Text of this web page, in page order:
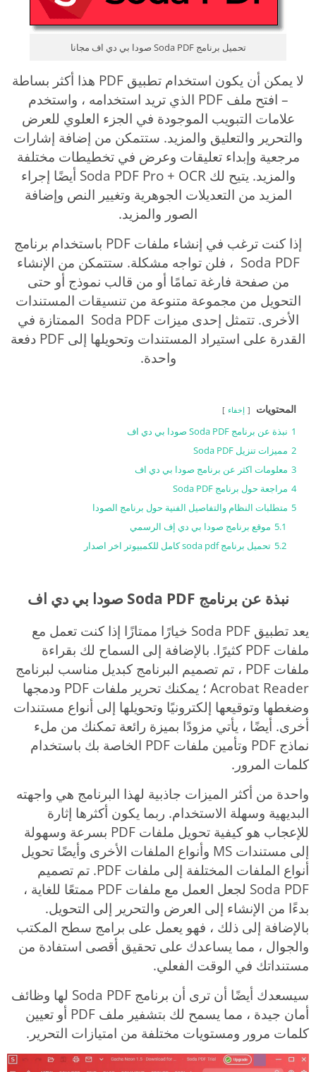
تحميل برنامج Soda PDF صودا بي دي اف مجانا
لا يمكن أن يكون استخدام تطبيق PDF هذا أكثر بساطة
– افتح ملف PDF الذي تريد استخدامه ، واستخدم
علامات التبويب الموجودة في الجزء العلوي للعرض
والتحرير والتعليق والمزيد. ستتمكن من إضافة إشارات
مرجعية وإبداء تعليقات وعرض في تخطيطات مختلفة
والمزيد. يتيح لك Soda PDF Pro + OCR أيضًا إجراء
المزيد من التعديلات الجوهرية وتغيير النص وإضافة
الصور والمزيد.
إذا كنت ترغب في إنشاء ملفات PDF باستخدام برنامج
Soda PDF ، فلن تواجه مشكلة. ستتمكن من الإنشاء
من صفحة فارغة تمامًا أو من قالب نموذج أو حتى
التحويل من مجموعة متنوعة من تنسيقات المستندات
الأخرى. تتمثل إحدى ميزات Soda PDF الممتازة في
القدرة على استيراد المستندات وتحويلها إلى PDF دفعة
واحدة.
المحتويات إخفاء
1 نبذة عن برنامج Soda PDF صودا بي دي اف
2 مميزات تنزيل Soda PDF
3 معلومات اكثر عن برنامج صودا بي دي اف
4 مراجعة حول برنامج Soda PDF
5 متطلبات النظام والتفاصيل الفنية حول برنامج الصودا
5.1 موقع برنامج صودا بي دي إف الرسمي
5.2 تحميل برنامج soda pdf كامل للكمبيوتر اخر اصدار
نبذة عن برنامج Soda PDF صودا بي دي اف
يعد تطبيق Soda PDF خيارًا ممتازًا إذا كنت تعمل مع
ملفات PDF كثيرًا. بالإضافة إلى السماح لك بقراءة
ملفات PDF ، تم تصميم البرنامج كبديل مناسب لبرنامج
Acrobat Reader ؛ يمكنك تحرير ملفات PDF ودمجها
وضغطها وتوقيعها إلكترونيًا وتحويلها إلى أنواع مستندات
أخرى. أيضًا ، يأتي مزودًا بميزة رائعة تمكنك من ملء
نماذج PDF وتأمين ملفات PDF الخاصة بك باستخدام
كلمات المرور.
واحدة من أكثر الميزات جاذبية لهذا البرنامج هي واجهته
البديهية وسهلة الاستخدام. ربما يكون أكثرها إثارة
للإعجاب هو كيفية تحويل ملفات PDF بسرعة وسهولة
إلى مستندات MS وأنواع الملفات الأخرى وأيضًا تحويل
أنواع الملفات المختلفة إلى ملفات PDF. تم تصميم
Soda PDF لجعل العمل مع ملفات PDF ممتعًا للغاية ،
بدءًا من الإنشاء إلى العرض والتحرير إلى التحويل.
بالإضافة إلى ذلك ، فهو يعمل على برامج سطح المكتب
والجوال ، مما يساعدك على تحقيق أقصى استفادة من
مستنداتك في الوقت الفعلي.
سيسعدك أيضًا أن ترى أن برنامج Soda PDF لها وظائف
أمان جيدة ، مما يسمح لك بتشفير ملف PDF أو تعيين
كلمات مرور ومستويات مختلفة من امتيازات التحرير.